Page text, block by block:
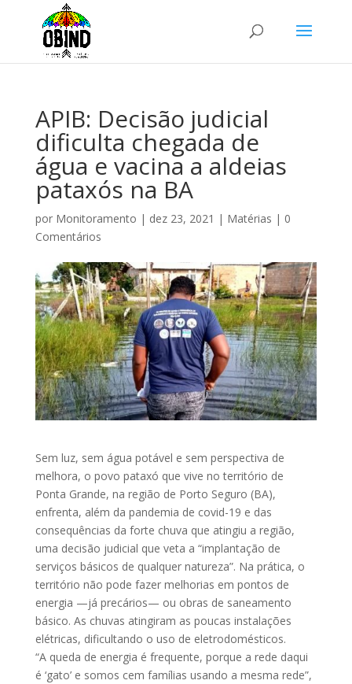
APIB: Decisão judicial
dificulta chegada de
água e vacina a aldeias
pataxós na BA
por Monitoramento | dez 23, 2021 | Matérias | 0
Comentários
Sem luz, sem água potável e sem perspectiva de
melhora, o povo pataxó que vive no território de
Ponta Grande, na região de Porto Seguro (BA),
enfrenta, além da pandemia de covid-19 e das
consequências da forte chuva que atingiu a região,
uma decisão judicial que veta a “implantação de
serviços básicos de qualquer natureza”. Na prática, o
território não pode fazer melhorias em pontos de
energia —já precários— ou obras de saneamento
básico. As chuvas atingiram as poucas instalações
elétricas, dificultando o uso de eletrodomésticos.
“A queda de energia é frequente, porque a rede daqui
é ‘gato’ e somos cem famílias usando a mesma rede”,